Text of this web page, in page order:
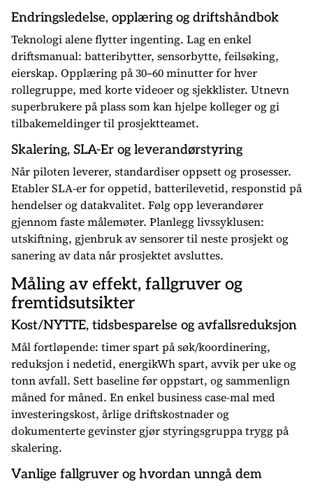
Endringsledelse, opplæring og driftshåndbok
Teknologi alene flytter ingenting. Lag en enkel
driftsmanual: batteribytter, sensorbytte, feilsøking,
eierskap. Opplæring på 30–60 minutter for hver
rollegruppe, med korte videoer og sjekklister. Utnevn
superbrukere på plass som kan hjelpe kolleger og gi
tilbakemeldinger til prosjektteamet.
Skalering, SLA-Er og leverandørstyring
Når piloten leverer, standardiser oppsett og prosesser.
Etabler SLA-er for oppetid, batterilevetid, responstid på
hendelser og datakvalitet. Følg opp leverandører
gjennom faste målemøter. Planlegg livssyklusen:
utskiftning, gjenbruk av sensorer til neste prosjekt og
sanering av data når prosjektet avsluttes.
Måling av effekt, fallgruver og
fremtidsutsikter
Kost/NYTTE, tidsbesparelse og avfallsreduksjon
Mål fortløpende: timer spart på søk/koordinering,
reduksjon i nedetid, energikWh spart, avvik per uke og
tonn avfall. Sett baseline før oppstart, og sammenlign
måned for måned. En enkel business case-mal med
investeringskost, årlige driftskostnader og
dokumenterte gevinster gjør styringsgruppa trygg på
skalering.
Vanlige fallgruver og hvordan unngå dem